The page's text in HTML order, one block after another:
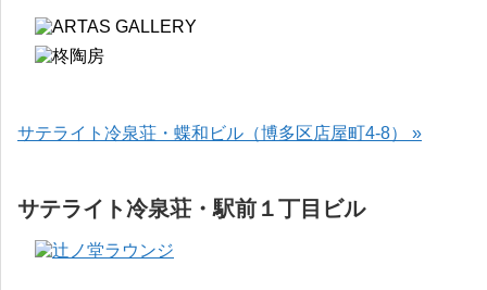
サテライト冷泉荘・蝶和ビル（博多区店屋町4-8） »
サテライト冷泉荘・駅前１丁目ビル